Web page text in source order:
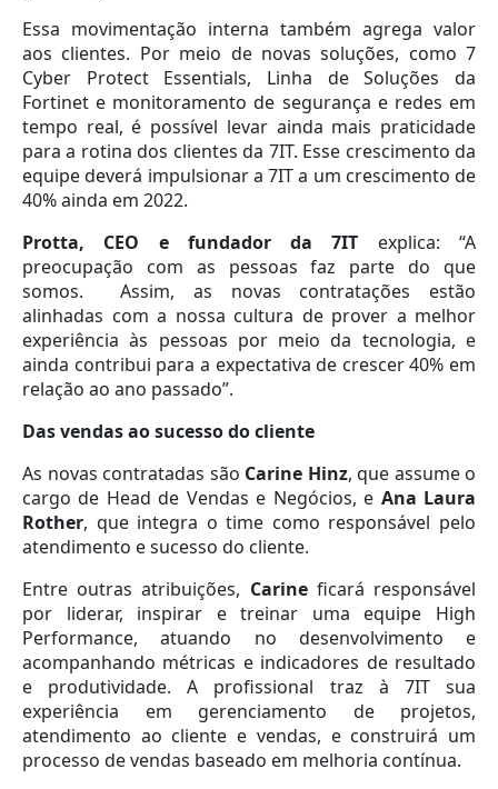
Essa movimentação interna também agrega valor
aos clientes. Por meio de novas soluções, como 7
Cyber Protect Essentials, Linha de Soluções da
Fortinet e monitoramento de segurança e redes em
tempo real, é possível levar ainda mais praticidade
para a rotina dos clientes da 7IT. Esse crescimento da
equipe deverá impulsionar a 7IT a um crescimento de
40% ainda em 2022.
Protta, CEO e fundador da 7IT explica: “A
preocupação com as pessoas faz parte do que
somos. Assim, as novas contratações estão
alinhadas com a nossa cultura de prover a melhor
experiência às pessoas por meio da tecnologia, e
ainda contribui para a expectativa de crescer 40% em
relação ao ano passado”.
Das vendas ao sucesso do cliente
As novas contratadas são Carine Hinz, que assume o
cargo de Head de Vendas e Negócios, e Ana Laura
Rother, que integra o time como responsável pelo
atendimento e sucesso do cliente.
Entre outras atribuições, Carine ficará responsável
por liderar, inspirar e treinar uma equipe High
Performance, atuando no desenvolvimento e
acompanhando métricas e indicadores de resultado
e produtividade. A profissional traz à 7IT sua
experiência em gerenciamento de projetos,
atendimento ao cliente e vendas, e construirá um
processo de vendas baseado em melhoria contínua.